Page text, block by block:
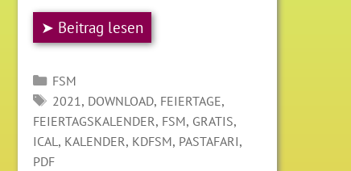
➤ Beitrag lesen
Kategorien
FSM
SCHLAGWÖRTER
2021, DOWNLOAD, FEIERTAGE,
FEIERTAGSKALENDER, FSM, GRATIS,
ICAL, KALENDER, KDFSM, PASTAFARI,
PDF